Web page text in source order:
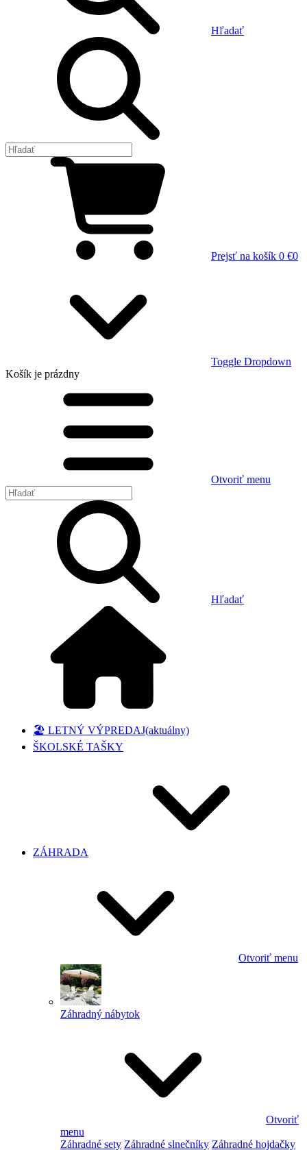
Hľadať
Prejsť na košík 0 €0
Toggle Dropdown
Košík je prázdny
Otvoriť menu
Hľadať
🏖️ LETNÝ VÝPREDAJ(aktuálny)
ŠKOLSKÉ TAŠKY
ZÁHRADA
Otvoriť menu
Záhradný nábytok
Otvoriť
menu
Záhradné sety Záhradné slnečníky Záhradné hojdačky